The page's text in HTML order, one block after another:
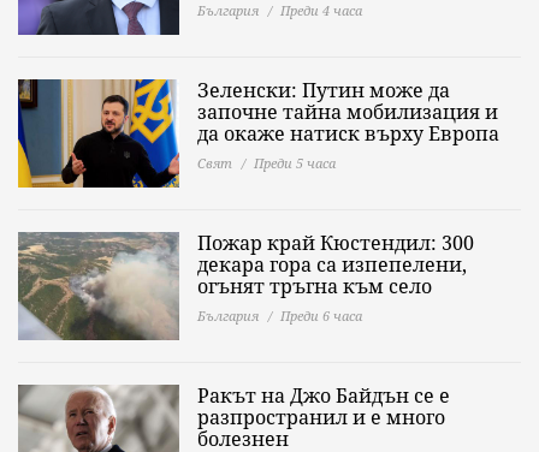
България Преди 4 часа
Зеленски: Путин може да
започне тайна мобилизация и
да окаже натиск върху Европа
Свят Преди 5 часа
Пожар край Кюстендил: 300
декара гора са изпепелени,
огънят тръгна към село
България Преди 6 часа
Ракът на Джо Байдън се е
разпространил и е много
болезнен